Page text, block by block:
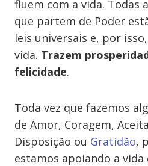
fluem com a vida. Todas
que partem de Poder
leis universais e, por
vida. Trazem
felicidade.
Toda vez que fazemos
de Amor, Coragem,
Disposição ou Gratidão,
estamos apoiando a